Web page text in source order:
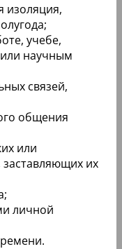
изоляция,
учебе,
научным
связей,
общения
или
их
личной